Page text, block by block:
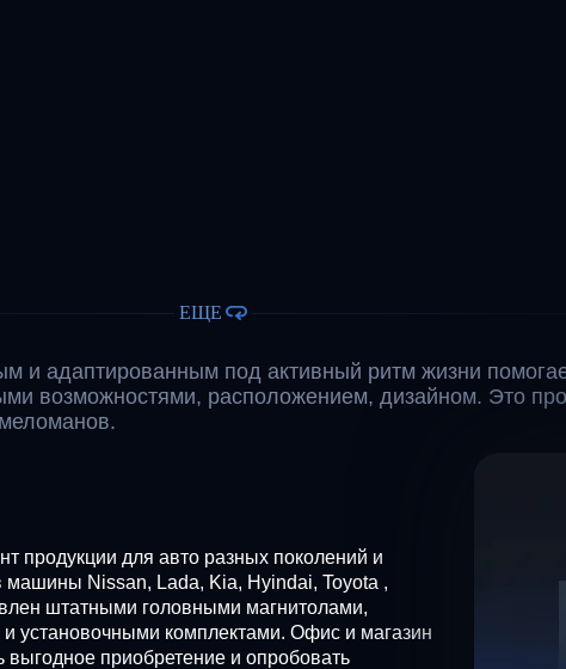
ЕЩЕ
и адаптированным под активный ритм жизни
возможностями, расположением, дизайном. Это
продукции для авто разных поколений и
машины Nissan, Lada, Kia, Hyindai, Toyota ,
штатными головными магнитолами,
установочными комплектами. Офис и магазин
приобретение и опробовать